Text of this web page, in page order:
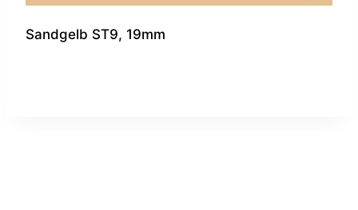
Sandgelb ST9, 19mm